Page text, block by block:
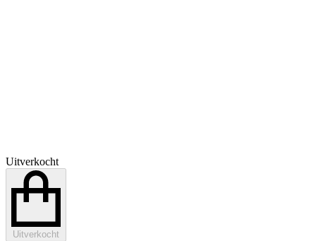
Uitverkocht
Uitverkocht